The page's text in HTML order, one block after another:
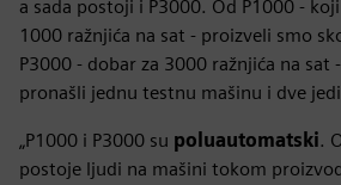
a sada postoji i P3000. Od P1000 -
1000 ražnjića na sat - proizveli smo
P3000 - dobar za 3000 ražnjića na sat
pronašli jednu testnu mašinu i dve
„P1000 i P3000 su poluautomatski.
postoje ljudi na mašini tokom